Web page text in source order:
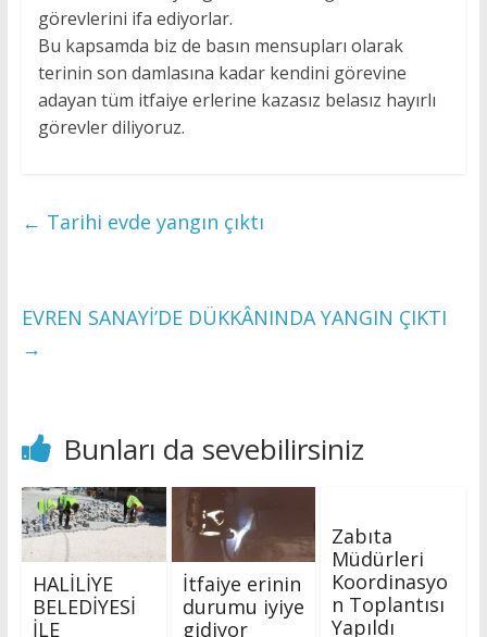
görevlerini ifa ediyorlar.
Bu kapsamda biz de basın mensupları olarak
terinin son damlasına kadar kendini görevine
adayan tüm itfaiye erlerine kazasız belasız hayırlı
görevler diliyoruz.
← Tarihi evde yangın çıktı
EVREN SANAYİ’DE DÜKKÂNINDA YANGIN ÇIKTI
→
Bunları da sevebilirsiniz
HALİLİYE
BELEDİYESİ
İLE
İtfaiye erinin
durumu iyiye
gidiyor
Zabıta
Müdürleri
Koordinasyo
n Toplantısı
Yapıldı